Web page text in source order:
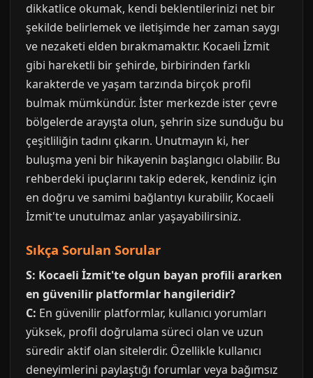
dikkatlice okumak, kendi beklentilerinizi net bir
şekilde belirlemek ve iletişimde her zaman saygı
ve nezaketi elden bırakmamaktır. Kocaeli İzmit
gibi hareketli bir şehirde, birbirinden farklı
karakterde ve yaşam tarzında birçok profil
bulmak mümkündür. İster merkezde ister çevre
bölgelerde arayışta olun, şehrin size sunduğu bu
çeşitliliğin tadını çıkarın. Unutmayın ki, her
buluşma yeni bir hikayenin başlangıcı olabilir. Bu
rehberdeki ipuçlarını takip ederek, kendiniz için
en doğru ve samimi bağlantıyı kurabilir, Kocaeli
İzmit'te unutulmaz anlar yaşayabilirsiniz.
Sıkça Sorulan Sorular
S: Kocaeli İzmit'te olgun bayan profili ararken
en güvenilir platformlar hangileridir?
C: En güvenilir platformlar, kullanıcı yorumları
yüksek, profil doğrulama süreci olan ve uzun
süredir aktif olan sitelerdir. Özellikle kullanıcı
deneyimlerini paylaştığı forumlar veya bağımsız